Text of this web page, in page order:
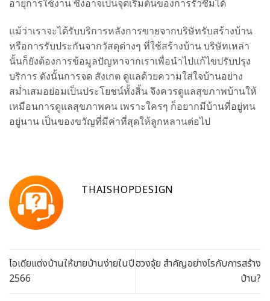
อายุการใช้งาน ซึ่งอาจเป็นจุดเริ่มต้นของการรั่วซึมได้
แม้ว่าเราจะได้รับบริการหลังการขายจากบริษัทรับสร้างบ้าน
หรือการรับประกันจากวัสดุต่างๆ ที่ใช้สร้างบ้าน บริษัทเหล่า
นั้นก็ยังต้องการข้อมูลปัญหาจากเราเพื่อนำไปแก้ไขปรับปรุง
บริการ ดังนั้นการจด สังเกต ดูแลด้วยความใส่ใจบ้านอย่าง
สม่ำเสมอย่อมเป็นประโยชน์ทั้งสิ้น จึงควรดูแลสุขภาพบ้านให้
เหมือนการดูแลสุขภาพคน เพราะใครๆ ก็อยากมีบ้านที่อยู่ทน
อยู่นาน เป็นของขวัญที่มีค่าที่สุดให้ลูกหลานต่อไป
THAISHOPDESIGN
ไอเดียแต่งบ้านให้ขายบ้านง่ายในปี
2566
ฮวงจุ้ย สำคัญอย่างไรกับการสร้าง
บ้าน?